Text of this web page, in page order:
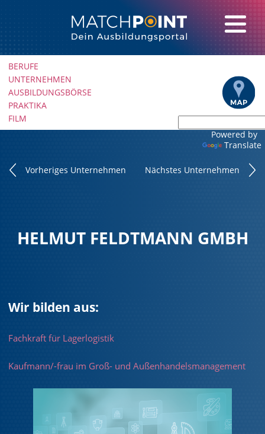
überspringen
BERUFE
UNTERNEHMEN
AUSBILDUNGSBÖRSE
PRAKTIKA
FILM
Powered by
Translate
Vorheriges Unternehmen Nächstes Unternehmen
HELMUT FELDTMANN GMBH
Wir bilden aus:
Fachkraft für Lagerlogistik
Kaufmann/-frau im Groß- und Außenhandelsmanagement